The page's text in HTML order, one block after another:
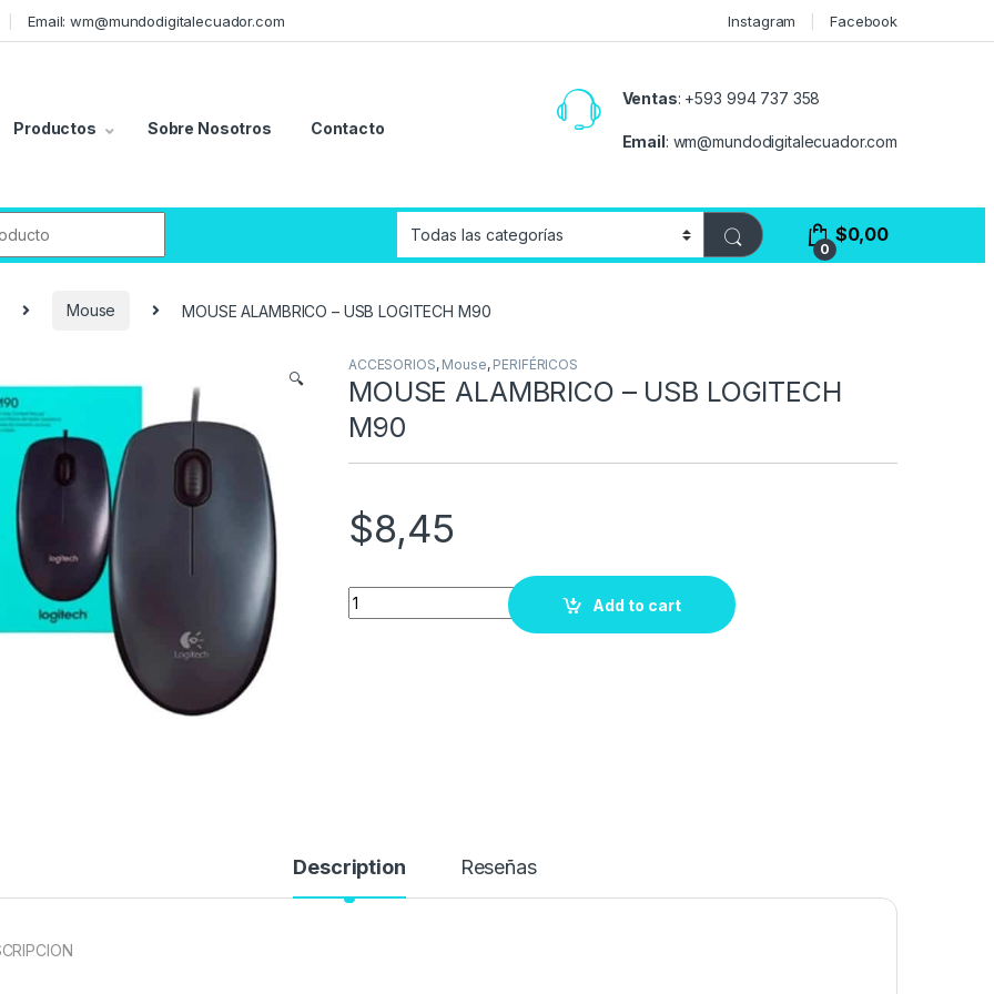
Email: wm@mundodigitalecuador.com Instagram Facebook
Productos Sobre Nosotros Contacto
Ventas: +593 994 737 358
Email: wm@mundodigitalecuador.com
0
$0,00
Mouse MOUSE ALAMBRICO – USB LOGITECH M90
🔍
ACCESORIOS, Mouse, PERIFÉRICOS
MOUSE ALAMBRICO – USB LOGITECH
M90
$8,45
Quantity
Add to cart
Description Reseñas